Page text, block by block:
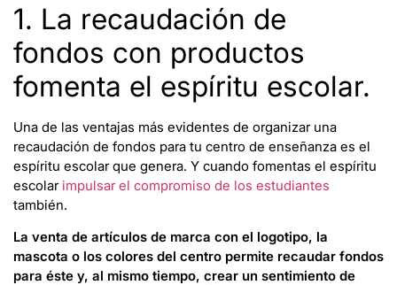
1. La recaudación de
fondos con productos
fomenta el espíritu escolar.
Una de las ventajas más evidentes de organizar una
recaudación de fondos para tu centro de enseñanza es el
espíritu escolar que genera. Y cuando fomentas el espíritu
escolar impulsar el compromiso de los estudiantes
también.
La venta de artículos de marca con el logotipo, la
mascota o los colores del centro permite recaudar fondos
para éste y, al mismo tiempo, crear un sentimiento de